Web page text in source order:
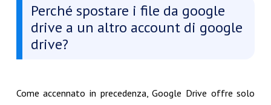
Perché spostare i file da google
drive a un altro account di google
drive?
Come accennato in precedenza, Google Drive offre solo